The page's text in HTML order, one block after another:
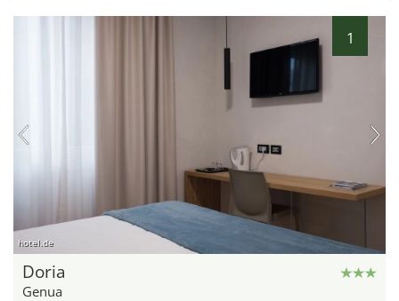
1
hotel.de
Doria
Genua